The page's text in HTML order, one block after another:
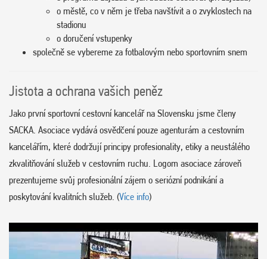
o městě, co v něm je třeba navštívit a o zvyklostech na
stadionu
o doručení vstupenky
společně se vybereme za fotbalovým nebo sportovním snem
Jistota a ochrana vašich peněz
Jako první sportovní cestovní kancelář na Slovensku jsme členy
SACKA. Asociace vydává osvědčení pouze agenturám a cestovním
kancelářím, které dodržují principy profesionality, etiky a neustálého
zkvalitňování služeb v cestovním ruchu. Logom asociace zároveň
prezentujeme svůj profesionální zájem o seriózní podnikání a
poskytování kvalitních služeb. (Více info)